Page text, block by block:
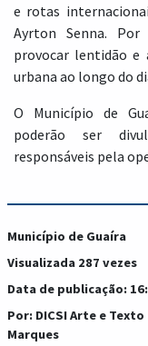
e rotas
Ayrton Senna.
provocar lentidão e
urbana ao longo do
O Município de
poderão ser
responsáveis pela
Município de Guaíra
Visualizada 287 vezes
Data de publicação:
Por: DICSI Arte e
Marques